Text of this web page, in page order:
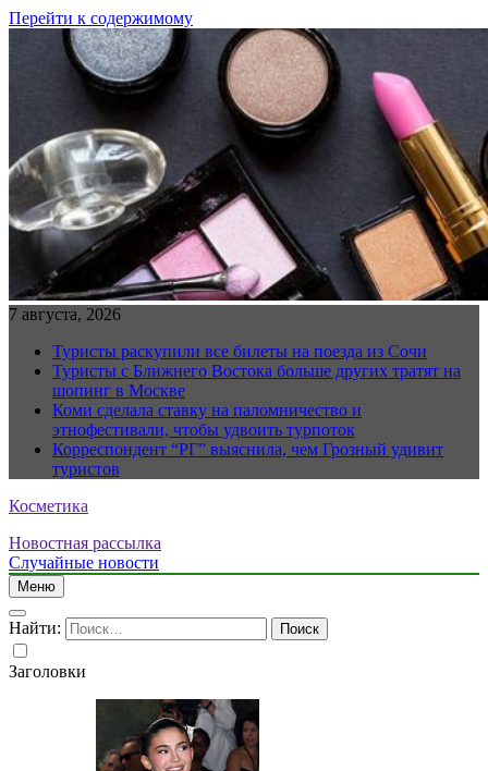
Перейти к содержимому
7 августа, 2026
Туристы раскупили все билеты на поезда из Сочи
Туристы с Ближнего Востока больше других тратят на
шопинг в Москве
Коми сделала ставку на паломничество и
этнофестивали, чтобы удвоить турпоток
Корреспондент “РГ” выяснила, чем Грозный удивит
туристов
Косметика
Новостная рассылка
Случайные новости
Меню
Найти:
Заголовки